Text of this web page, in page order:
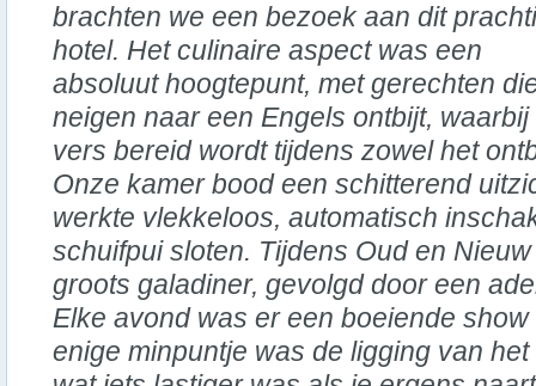
brachten we een bezoek aan dit
hotel. Het culinaire aspect was een
absoluut hoogtepunt, met gerechten
neigen naar een Engels ontbijt, waarbij
vers bereid wordt tijdens zowel het
Onze kamer bood een schitterend
werkte vlekkeloos, automatisch
schuifpui sloten. Tijdens Oud en
groots galadiner, gevolgd door een
Elke avond was er een boeiende
enige minpuntje was de ligging van